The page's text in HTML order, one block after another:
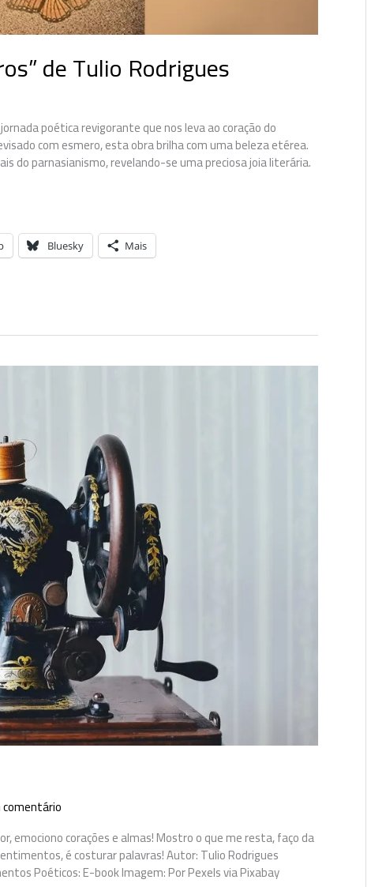
de Tulio Rodrigues
poética revigorante que nos leva ao coração do
com esmero, esta obra brilha com uma beleza etérea.
do parnasianismo, revelando-se uma preciosa joia literária.
Bluesky Mais
emociono corações e almas! Mostro o que me resta, faço da
é costurar palavras! Autor: Tulio Rodrigues
Poéticos: E-book Imagem: Por Pexels via Pixabay